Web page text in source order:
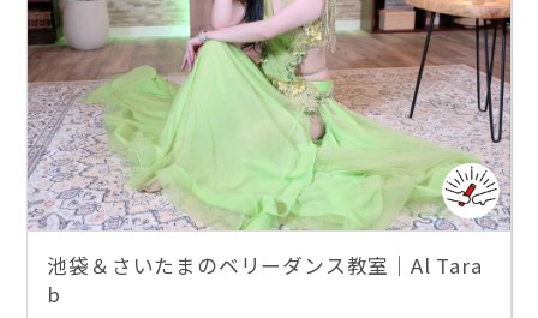
池袋＆さいたまのベリーダンス教室｜Al Tara
b